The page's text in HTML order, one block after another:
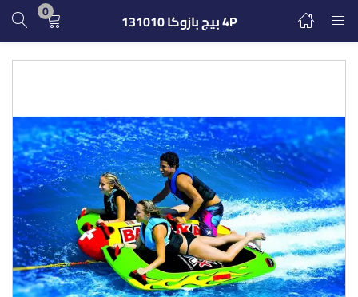
4P بيج بازوكا 131010 0
تسجيل الدخول التسجيل
ادخل اسم المستخدم وكلمة المرور للدخول.
تذكرنى
تسجيل الدخول